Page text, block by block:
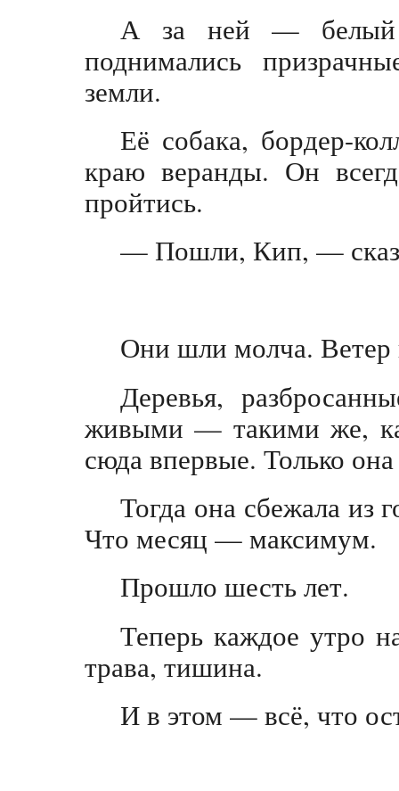
А за ней — белый
поднимались
земли.
Её собака, бордер-
краю веранды. Он
пройтись.
— Пошли, Кип, —
Они шли молча. Ветер
Деревья,
живыми — такими же,
сюда впервые. Только
Тогда она сбежала из
Что месяц — максимум.
Прошло шесть лет.
Теперь каждое утро
трава, тишина.
И в этом — всё, что